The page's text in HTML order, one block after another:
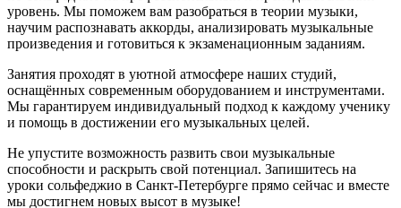
уровень. Мы поможем вам разобраться в теории музыки,
научим распознавать аккорды, анализировать музыкальные
произведения и готовиться к экзаменационным заданиям.
Занятия проходят в уютной атмосфере наших студий,
оснащённых современным оборудованием и инструментами.
Мы гарантируем индивидуальный подход к каждому ученику
и помощь в достижении его музыкальных целей.
Не упустите возможность развить свои музыкальные
способности и раскрыть свой потенциал. Запишитесь на
уроки сольфеджио в Санкт-Петербурге прямо сейчас и вместе
мы достигнем новых высот в музыке!